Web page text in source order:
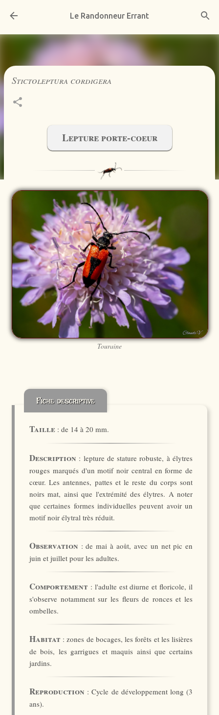
Accéder au contenu principal
Le Randonneur Errant
Stictoleptura cordigera
Lepture porte-coeur
Touraine
Fiche descriptive
Taille : de 14 à 20 mm.
Description : lepture de stature robuste, à élytres
rouges marqués d'un motif noir central en forme de
cœur. Les antennes, pattes et le reste du corps sont
noirs mat, ainsi que l'extrémité des élytres. A noter
que certaines formes individuelles peuvent avoir un
motif noir élytral très réduit.
Observation : de mai à août, avec un net pic en
juin et juillet pour les adultes.
Comportement : l'adulte est diurne et floricole, il
s'observe notamment sur les fleurs de ronces et les
ombelles.
Habitat : zones de bocages, les forêts et les lisières
de bois, les garrigues et maquis ainsi que certains
jardins.
Reproduction : Cycle de développement long (3
ans).